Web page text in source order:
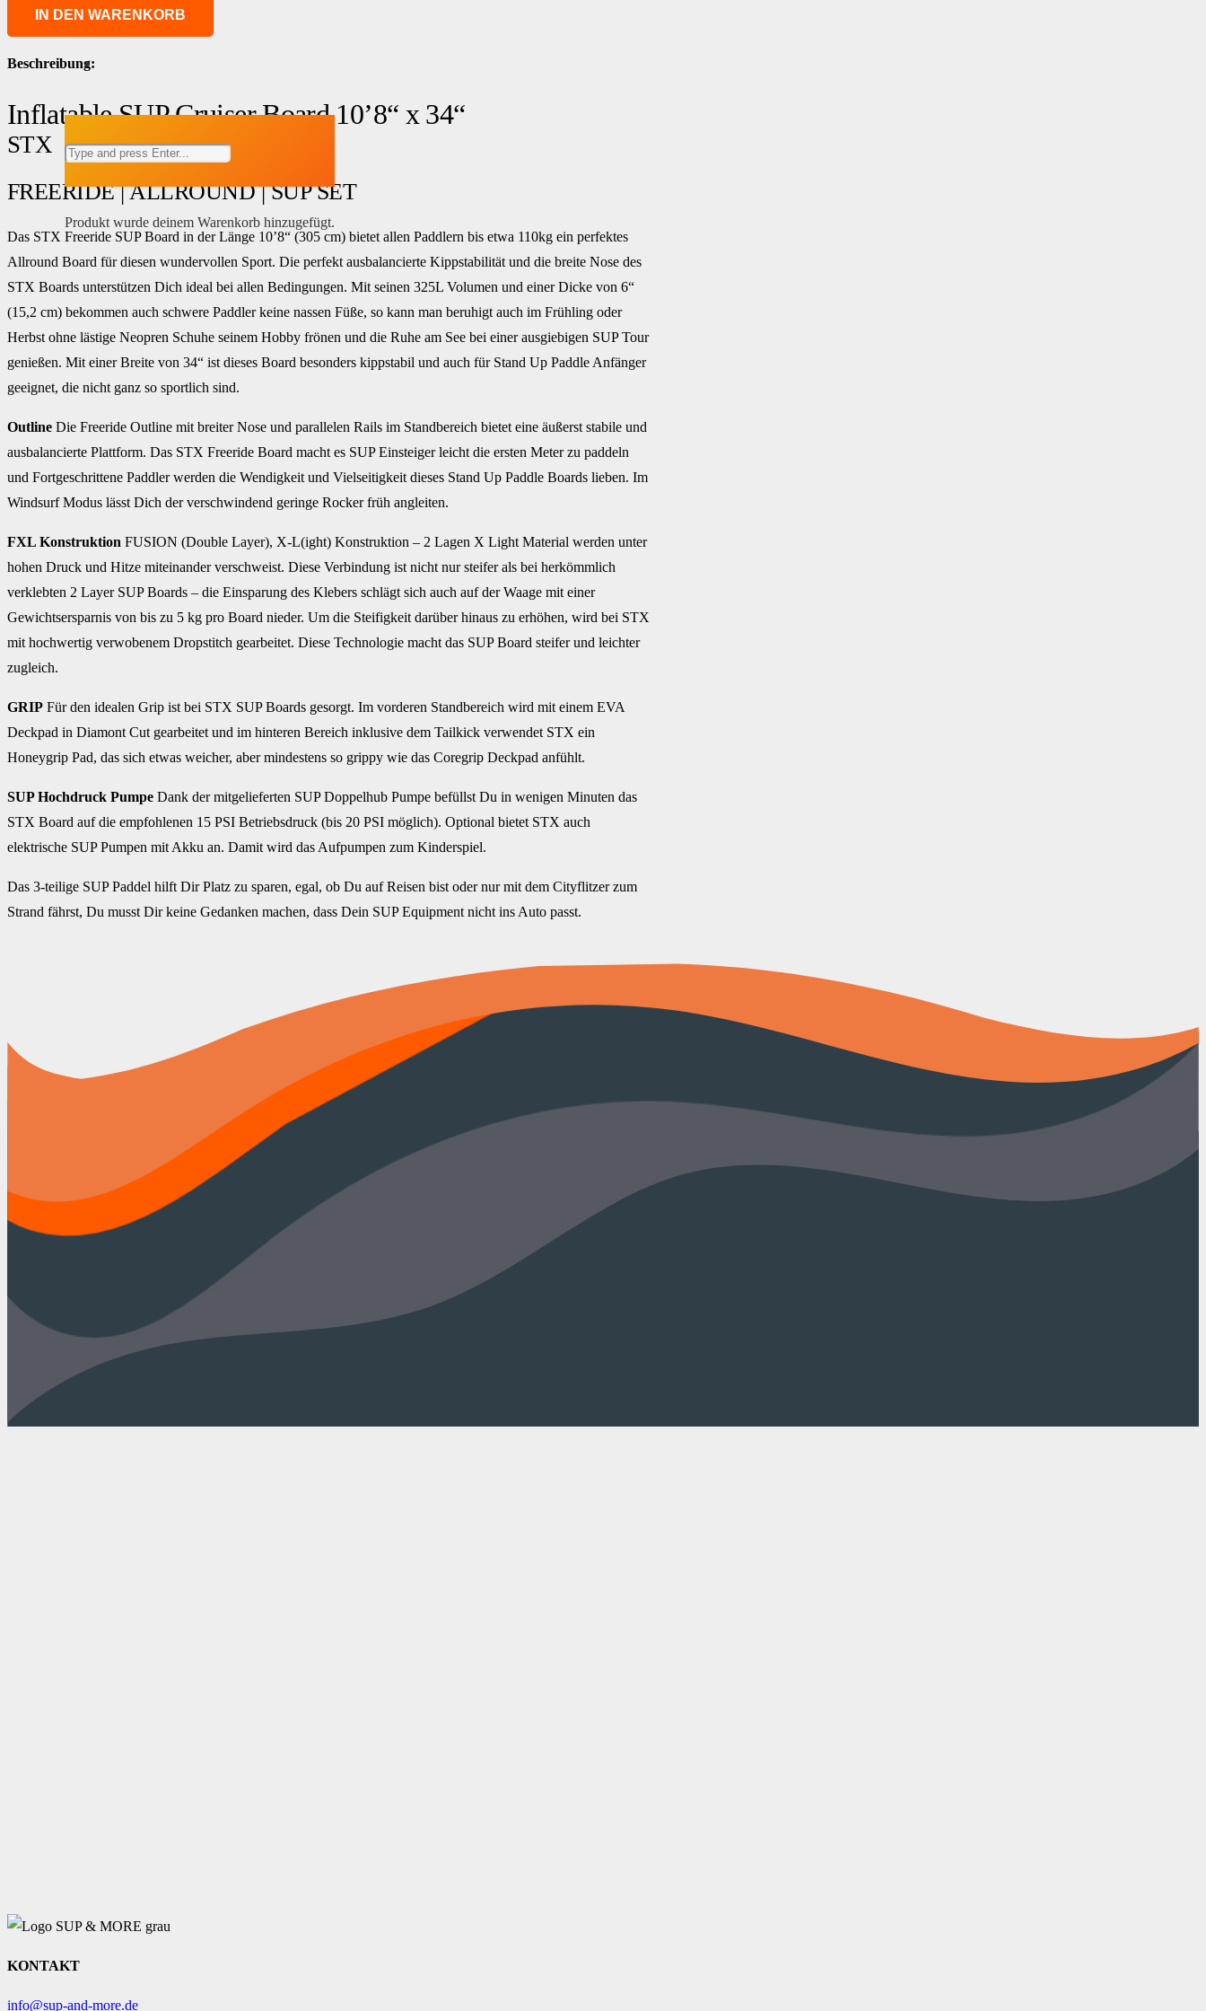
Produkt wurde deinem Warenkorb hinzugefügt.
IN DEN WARENKORB
Beschreibung:
Inflatable SUP Cruiser Board 10’8“ x 34“
STX
FREERIDE | ALLROUND | SUP SET
Das STX Freeride SUP Board in der Länge 10’8“ (305 cm) bietet allen Paddlern bis etwa 110kg ein perfektes
Allround Board für diesen wundervollen Sport. Die perfekt ausbalancierte Kippstabilität und die breite Nose des
STX Boards unterstützen Dich ideal bei allen Bedingungen. Mit seinen 325L Volumen und einer Dicke von 6“
(15,2 cm) bekommen auch schwere Paddler keine nassen Füße, so kann man beruhigt auch im Frühling oder
Herbst ohne lästige Neopren Schuhe seinem Hobby frönen und die Ruhe am See bei einer ausgiebigen SUP Tour
genießen. Mit einer Breite von 34“ ist dieses Board besonders kippstabil und auch für Stand Up Paddle Anfänger
geeignet, die nicht ganz so sportlich sind.
Outline Die Freeride Outline mit breiter Nose und parallelen Rails im Standbereich bietet eine äußerst stabile und
ausbalancierte Plattform. Das STX Freeride Board macht es SUP Einsteiger leicht die ersten Meter zu paddeln
und Fortgeschrittene Paddler werden die Wendigkeit und Vielseitigkeit dieses Stand Up Paddle Boards lieben. Im
Windsurf Modus lässt Dich der verschwindend geringe Rocker früh angleiten.
FXL Konstruktion FUSION (Double Layer), X-L(ight) Konstruktion – 2 Lagen X Light Material werden unter
hohen Druck und Hitze miteinander verschweist. Diese Verbindung ist nicht nur steifer als bei herkömmlich
verklebten 2 Layer SUP Boards – die Einsparung des Klebers schlägt sich auch auf der Waage mit einer
Gewichtsersparnis von bis zu 5 kg pro Board nieder. Um die Steifigkeit darüber hinaus zu erhöhen, wird bei STX
mit hochwertig verwobenem Dropstitch gearbeitet. Diese Technologie macht das SUP Board steifer und leichter
zugleich.
GRIP Für den idealen Grip ist bei STX SUP Boards gesorgt. Im vorderen Standbereich wird mit einem EVA
Deckpad in Diamont Cut gearbeitet und im hinteren Bereich inklusive dem Tailkick verwendet STX ein
Honeygrip Pad, das sich etwas weicher, aber mindestens so grippy wie das Coregrip Deckpad anfühlt.
SUP Hochdruck Pumpe Dank der mitgelieferten SUP Doppelhub Pumpe befüllst Du in wenigen Minuten das
STX Board auf die empfohlenen 15 PSI Betriebsdruck (bis 20 PSI möglich). Optional bietet STX auch
elektrische SUP Pumpen mit Akku an. Damit wird das Aufpumpen zum Kinderspiel.
Das 3-teilige SUP Paddel hilft Dir Platz zu sparen, egal, ob Du auf Reisen bist oder nur mit dem Cityflitzer zum
Strand fährst, Du musst Dir keine Gedanken machen, dass Dein SUP Equipment nicht ins Auto passt.
KONTAKT
info@sup-and-more.de